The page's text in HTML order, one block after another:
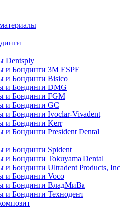
Dentsply
и Бондинги 3M ESPE
и Бондинги Bisico
и Бондинги DMG
и Бондинги FGM
и Бондинги GC
и Бондинги Ivoclar-Vivadent
и Бондинги Kerr
и Бондинги President Dental
и Бондинги Spident
и Бондинги Tokuyama Dental
и Бондинги Ultradent Products, Inc
и Бондинги Voco
и Бондинги ВладМиВа
и Бондинги Технодент